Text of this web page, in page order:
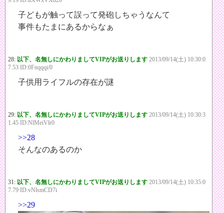
子どもが触って誤って発砲しちゃうなんて
事件もたまにあるからなぁ
28: 以下、名無しにかわりましてVIPがお送りします 2013/09/14(土) 10:30:0
7.53 ID:0Fnqqqi/0
子供用ライフルの存在が謎
29: 以下、名無しにかわりましてVIPがお送りします 2013/09/14(土) 10:30:3
1.45 ID:NlMeiVlr0
>>28
そんなのあるのか
31: 以下、名無しにかわりましてVIPがお送りします 2013/09/14(土) 10:35:0
7.79 ID:vNlsmCD7i
>>29